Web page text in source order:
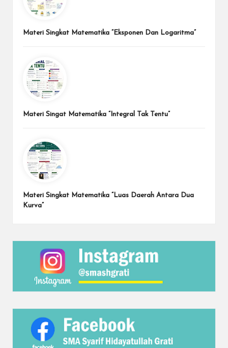
Materi Singkat Matematika “Eksponen Dan Logaritma”
Materi Singat Matematika “Integral Tak Tentu”
Materi Singkat Matematika “Luas Daerah Antara Dua
Kurva”